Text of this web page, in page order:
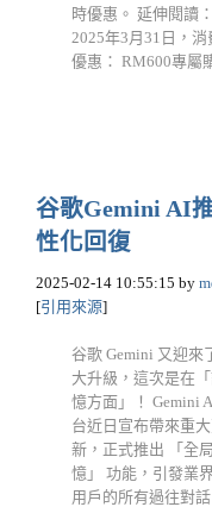
時優惠。 延伸閱讀
2025年3月31日，消
優惠： RM600專屬
谷歌Gemini AI
性化回復
2025-02-14 10:55:15 by
[引用來源]
谷歌 Gemini 又迎來
大升級，這次是在
憶方面」！ Gemini
台近日宣布帶來重
新，正式推出 「全
憶」 功能，引發業
用戶的所有過往對